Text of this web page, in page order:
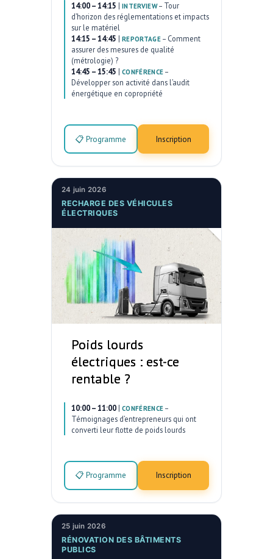
14:00 – 14:15 | INTERVIEW– Tour
d’horizon des réglementations et impacts
sur le matériel
14:15 – 14:45 | REPORTAGE– Comment
assurer des mesures de qualité
(métrologie) ?
14:45 – 15:45 | CONFÉRENCE –
Développer son activité dans l’audit
énergétique en copropriété
📋 Programme Inscription
24 juin 2026
RECHARGE DES VÉHICULES
ÉLECTRIQUES
Poids lourds
électriques : est-ce
rentable ?
10:00 – 11:00 | CONFÉRENCE –
Témoignages d’entrepreneurs qui ont
converti leur flotte de poids lourds
📋 Programme Inscription
25 juin 2026
RÉNOVATION DES BÂTIMENTS
PUBLICS